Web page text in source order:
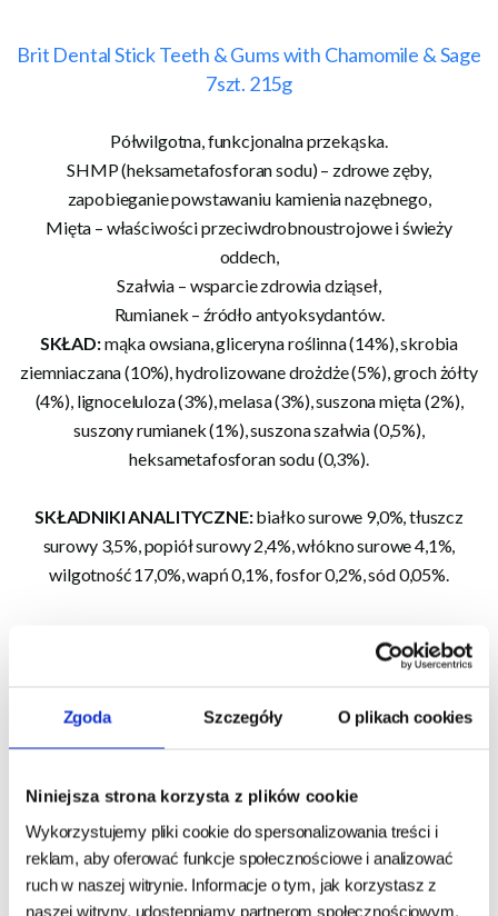
Zgoda Szczegóły O plikach cookies
Niniejsza strona korzysta z plików cookie
Wykorzystujemy pliki cookie do spersonalizowania treści i
reklam, aby oferować funkcje społecznościowe i analizować
ruch w naszej witrynie. Informacje o tym, jak korzystasz z
naszej witryny, udostępniamy partnerom społecznościowym,
Brit Dental Stick Teeth & Gums with Chamomile & Sage
7szt. 215g
Półwilgotna, funkcjonalna przekąska.
SHMP (heksametafosforan sodu) – zdrowe zęby,
zapobieganie powstawaniu kamienia nazębnego,
Mięta – właściwości przeciwdrobnoustrojowe i świeży
oddech,
Szałwia – wsparcie zdrowia dziąseł,
Rumianek – źródło antyoksydantów.
SKŁAD:mąka owsiana, gliceryna roślinna (14%), skrobia
ziemniaczana (10%), hydrolizowane drożdże (5%), groch żółty
(4%), lignoceluloza (3%), melasa (3%), suszona mięta (2%),
suszony rumianek (1%), suszona szałwia (0,5%),
heksametafosforan sodu (0,3%).
SKŁADNIKI ANALITYCZNE:białko surowe 9,0%, tłuszcz
surowy 3,5%, popiół surowy 2,4%, włókno surowe 4,1%,
wilgotność 17,0%, wapń 0,1%, fosfor 0,2%, sód 0,05%.
mg. Zawiera konserwanty zatwierdzone w UE: kwas
ENERGIA METABOLICZNA:
INSTRUKCJA DOTYCZĄCA KARMIENIA:Należy podać psu
1 sztukę dziennie jako przysmak lub nagrodę. Należy
zapewnić psu stały dostęp do miski świeżej wody. Należy
pamiętać, że ten produkt nie zastępuje pełnoporcjowej karmy.